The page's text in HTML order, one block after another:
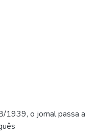
1939, o jornal passa a